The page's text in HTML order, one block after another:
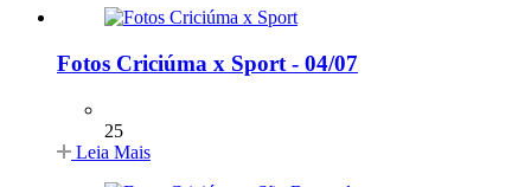
Fotos Criciúma x Sport - 04/07
25
Leia Mais